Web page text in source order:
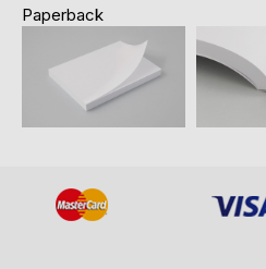
Paperback